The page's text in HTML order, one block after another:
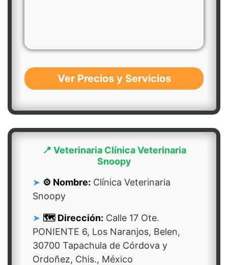
Ver Precios y Servicios
📍 Veterinaria Clínica Veterinaria
Snoopy
⚙️ Nombre: Clínica Veterinaria
Snoopy
🗺️ Dirección: Calle 17 Ote.
PONIENTE 6, Los Naranjos, Belen,
30700 Tapachula de Córdova y
Ordoñez, Chis., México